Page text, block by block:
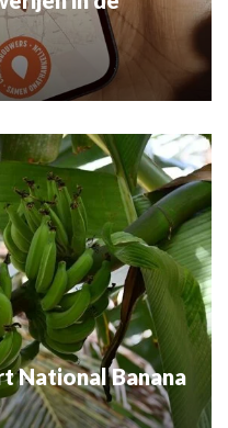
National Banana